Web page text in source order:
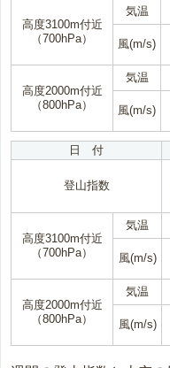
高度3100m付近
（700hPa）
気温
風(m/s)
高度2000m付近
（800hPa）
気温
風(m/s)
日 付
登山指数
高度3100m付近
（700hPa）
気温
風(m/s)
高度2000m付近
（800hPa）
気温
風(m/s)